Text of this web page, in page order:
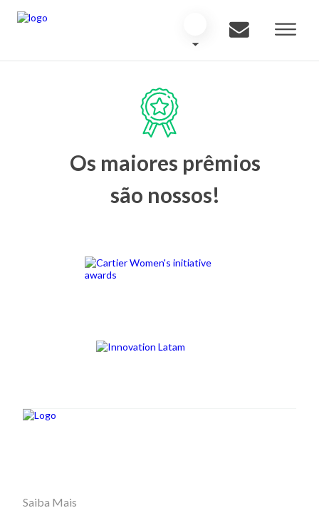
Os maiores prêmios
são nossos!
Saiba Mais